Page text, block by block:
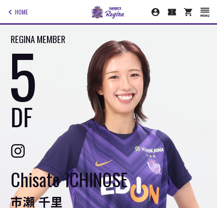
HOME
REGINA MEMBER
5
DF
ChisatoICHINOSE
いちのせ ちさと
市瀬千里